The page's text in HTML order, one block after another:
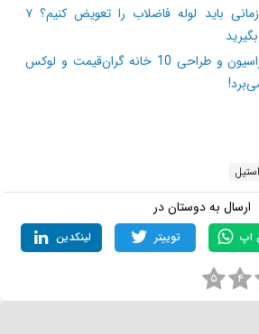
در بازسازی خانه، چه زمانی باید لوله فاضلاب را تعویض کنیم؟ ۷
رازهای شگفت‌انگیز دکوراسیون و طراحی 10 خانه گران‌قیمت و لوکس
ارسال به دوستان در
توییتر لینکدین
۴ ۵